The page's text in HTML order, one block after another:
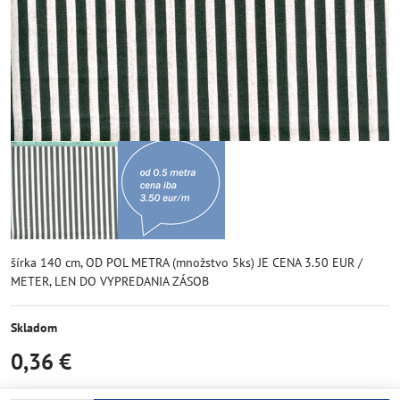
šírka 140 cm, OD POL METRA (množstvo 5ks) JE CENA 3.50 EUR /
METER, LEN DO VYPREDANIA ZÁSOB
Skladom
0,36 €